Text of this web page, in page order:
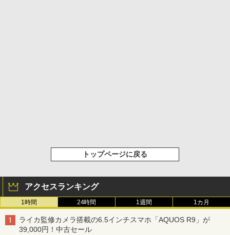
トップページに戻る
アクセスランキング
1時間 24時間 1週間 1カ月
ライカ監修カメラ搭載の6.5インチスマホ「AQUOS R9」が
39,000円！中古セール